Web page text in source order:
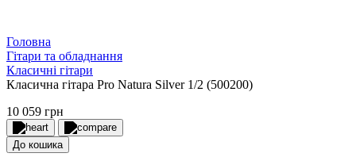
Головна
Гітари та обладнання
Класичні гітари
Класична гітара Pro Natura Silver 1/2 (500200)
10 059 грн
До кошика